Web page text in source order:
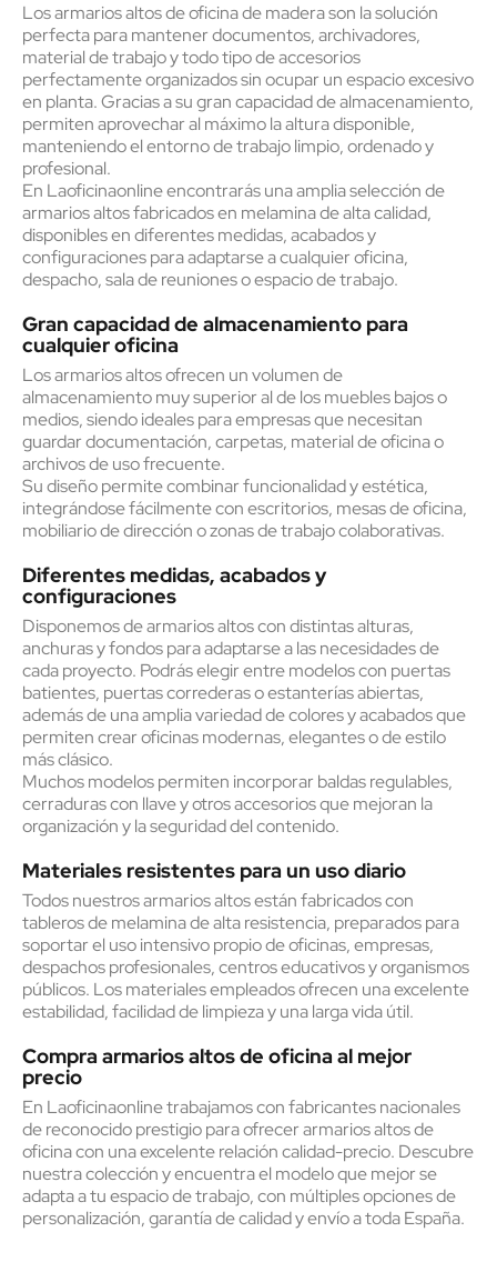
Los armarios altos de oficina de madera son la solución
perfecta para mantener documentos, archivadores,
material de trabajo y todo tipo de accesorios
perfectamente organizados sin ocupar un espacio excesivo
en planta. Gracias a su gran capacidad de almacenamiento,
permiten aprovechar al máximo la altura disponible,
manteniendo el entorno de trabajo limpio, ordenado y
profesional.
En Laoficinaonline encontrarás una amplia selección de
armarios altos fabricados en melamina de alta calidad,
disponibles en diferentes medidas, acabados y
configuraciones para adaptarse a cualquier oficina,
despacho, sala de reuniones o espacio de trabajo.
Gran capacidad de almacenamiento para
cualquier oficina
Los armarios altos ofrecen un volumen de
almacenamiento muy superior al de los muebles bajos o
medios, siendo ideales para empresas que necesitan
guardar documentación, carpetas, material de oficina o
archivos de uso frecuente.
Su diseño permite combinar funcionalidad y estética,
integrándose fácilmente con escritorios, mesas de oficina,
mobiliario de dirección o zonas de trabajo colaborativas.
Diferentes medidas, acabados y
configuraciones
Disponemos de armarios altos con distintas alturas,
anchuras y fondos para adaptarse a las necesidades de
cada proyecto. Podrás elegir entre modelos con puertas
batientes, puertas correderas o estanterías abiertas,
además de una amplia variedad de colores y acabados que
permiten crear oficinas modernas, elegantes o de estilo
más clásico.
Muchos modelos permiten incorporar baldas regulables,
cerraduras con llave y otros accesorios que mejoran la
organización y la seguridad del contenido.
Materiales resistentes para un uso diario
Todos nuestros armarios altos están fabricados con
tableros de melamina de alta resistencia, preparados para
soportar el uso intensivo propio de oficinas, empresas,
despachos profesionales, centros educativos y organismos
públicos. Los materiales empleados ofrecen una excelente
estabilidad, facilidad de limpieza y una larga vida útil.
Compra armarios altos de oficina al mejor
precio
En Laoficinaonline trabajamos con fabricantes nacionales
de reconocido prestigio para ofrecer armarios altos de
oficina con una excelente relación calidad-precio. Descubre
nuestra colección y encuentra el modelo que mejor se
adapta a tu espacio de trabajo, con múltiples opciones de
personalización, garantía de calidad y envío a toda España.